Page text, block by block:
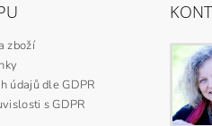
zboží
údajů dle GDPR
s GDPR